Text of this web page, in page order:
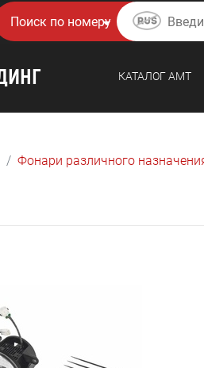
КАТАЛОГ AMТ
Фонари различного